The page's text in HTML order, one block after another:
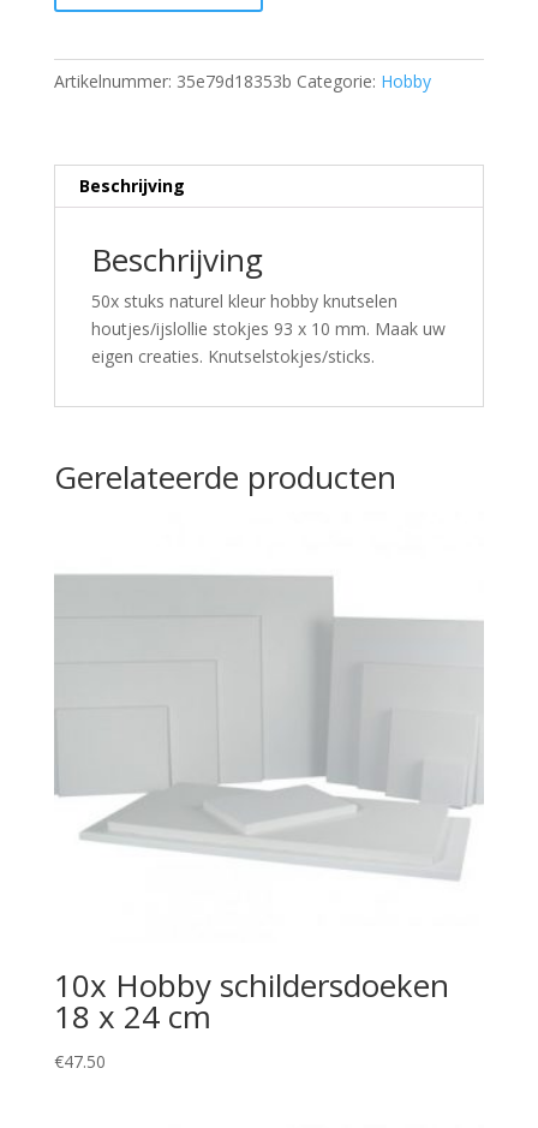
Artikelnummer: 35e79d18353b Categorie: Hobby
Beschrijving
Beschrijving
50x stuks naturel kleur hobby knutselen
houtjes/ijslollie stokjes 93 x 10 mm. Maak uw
eigen creaties. Knutselstokjes/sticks.
Gerelateerde producten
10x Hobby schildersdoeken
18 x 24 cm
€47.50